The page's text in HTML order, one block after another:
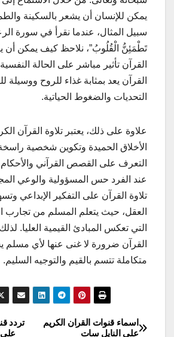
يمكن للإنسان أن يشعر بالسكينة
سبيل المثال، عندما نقرأ في سورة
تَطْمَئِنُّ الْقُلُوبُ”، نلاحظ كيف يمكن أن
القرآن تأثير مباشر على الحالة
القرآن يعد بمثابة غذاء للروح ووسيلة
التحديات والضغوط الحياتية.
علاوة على ذلك، يعتبر تلاوة القرآن
الأخلاق الحميدة وتكوين شخصية
التعرف على القصص القرآني والأحكام
عند الفرد حس المسؤولية والوعي
تلاوة القرآن على التفكير الإبداعي
العقل، حيث يتعلم المسلم من تجارب
التي تعكس المبادئ القيمية العليا.
القرآن ضرورة لا غنى عنها لأي مسلم
متكاملة تتسم بالقيم والتوجيه السليم.
تصفّح
تردد
على
اسماء قنوات القران الكريم
على النايل سات